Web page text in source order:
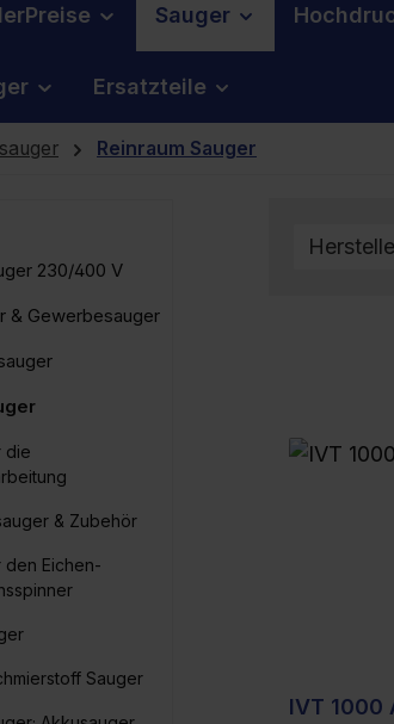
Sauger
Ersatzteile
Reinraum Sauger
230/400 V
& Gewerbesauger
die
& Zubehör
den Eichen-
Sauger
IVT 1000